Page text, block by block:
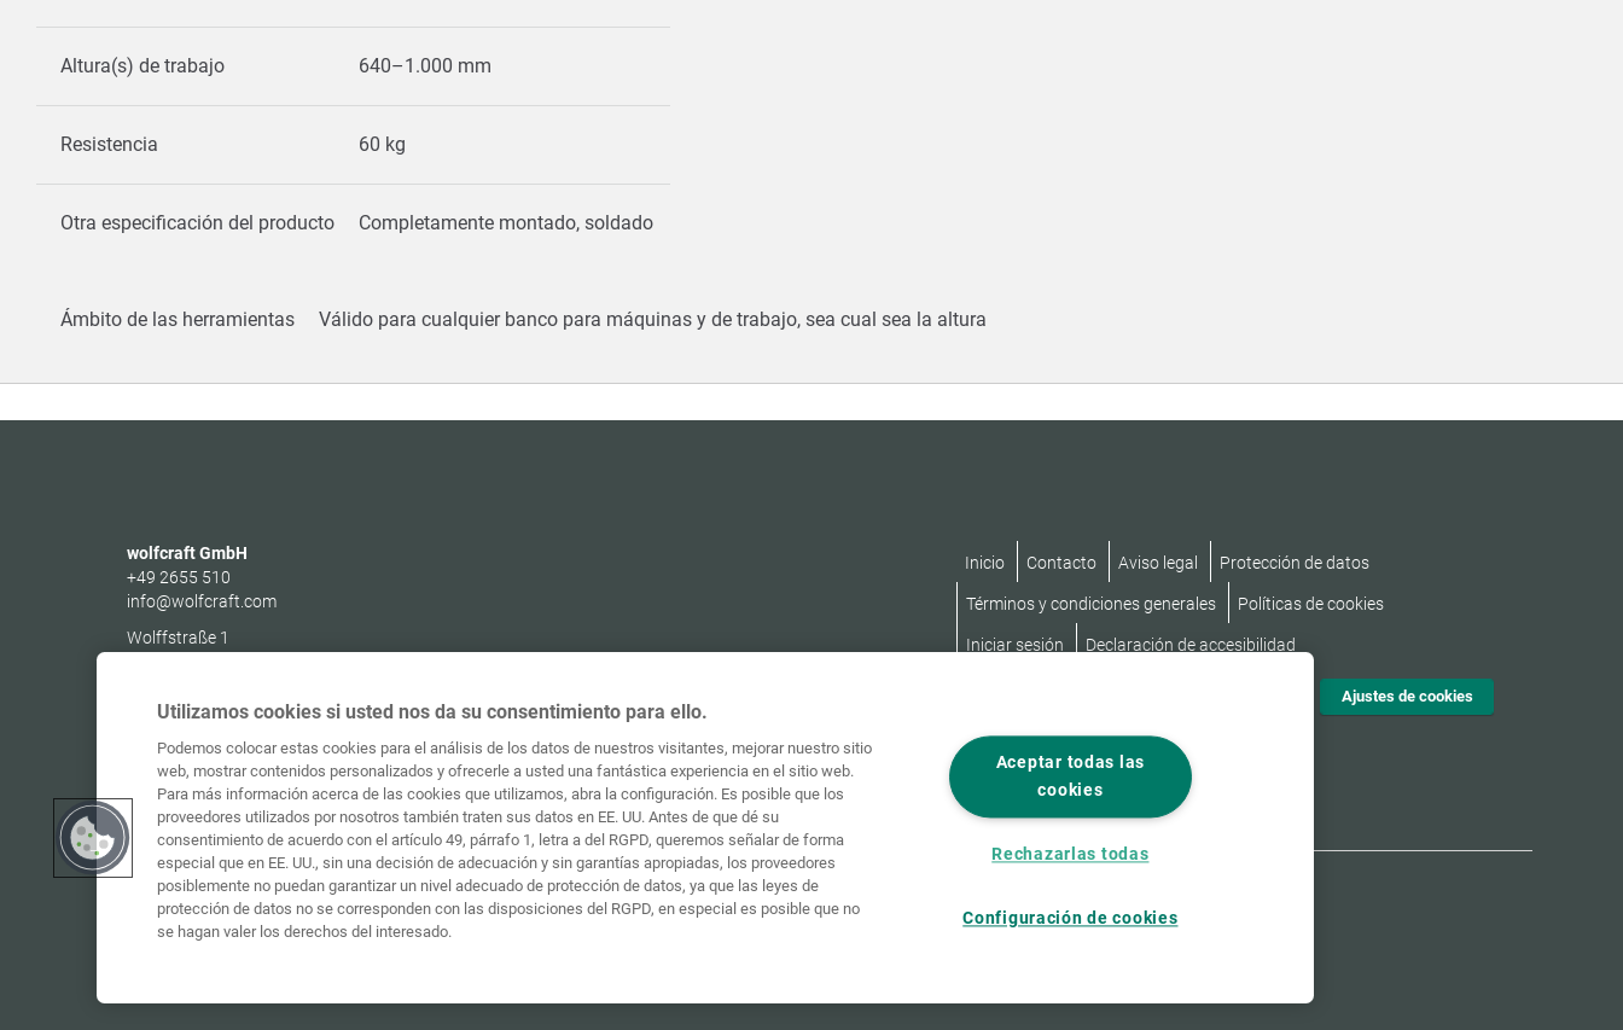
Altura(s) de trabajo 640–1.000 mm
Resistencia 60 kg
Otra especificación del producto Completamente montado, soldado
Ámbito de las herramientas Válido para cualquier banco para máquinas y de trabajo, sea cual sea la altura
wolfcraft GmbH
+49 2655 510
info@wolfcraft.com
Wolffstraße 1
Inicio Contacto Aviso legal Protección de datos
Términos y condiciones generales Políticas de cookies
Iniciar sesión Declaración de accesibilidad
Ajustes de cookies
Utilizamos cookies si usted nos da su consentimiento para ello.
Podemos colocar estas cookies para el análisis de los datos de nuestros visitantes, mejorar nuestro sitio
web, mostrar contenidos personalizados y ofrecerle a usted una fantástica experiencia en el sitio web.
Para más información acerca de las cookies que utilizamos, abra la configuración. Es posible que los
proveedores utilizados por nosotros también traten sus datos en EE. UU. Antes de que dé su
consentimiento de acuerdo con el artículo 49, párrafo 1, letra a del RGPD, queremos señalar de forma
especial que en EE. UU., sin una decisión de adecuación y sin garantías apropiadas, los proveedores
posiblemente no puedan garantizar un nivel adecuado de protección de datos, ya que las leyes de
protección de datos no se corresponden con las disposiciones del RGPD, en especial es posible que no
se hagan valer los derechos del interesado.
Aceptar todas las
cookies
Rechazarlas todas
Configuración de cookies